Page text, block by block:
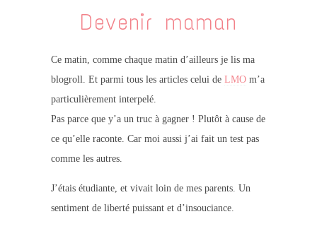
Devenir maman
Ce matin, comme chaque matin d’ailleurs je lis ma
blogroll. Et parmi tous les articles celui de LMOm’a
particulièrement interpelé.
Pas parce que y’a un truc à gagner ! Plutôt à cause de
ce qu’elle raconte. Car moi aussi j’ai fait un test pas
comme les autres.
J’étais étudiante, et vivait loin de mes parents. Un
sentiment de liberté puissant et d’insouciance.